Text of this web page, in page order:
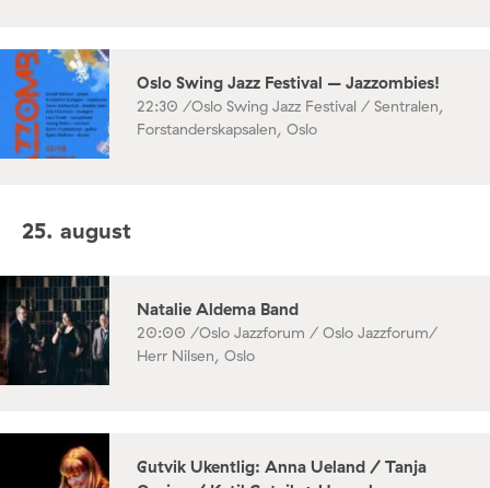
Oslo Swing Jazz Festival – Jazzombies!
22:30 /Oslo Swing Jazz Festival / Sentralen,
Forstanderskapsalen, Oslo
25. august
Natalie Aldema Band
20:00 /Oslo Jazzforum / Oslo Jazzforum/
Herr Nilsen, Oslo
Gutvik Ukentlig: Anna Ueland / Tanja